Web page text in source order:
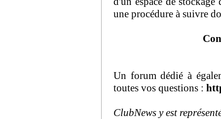
une procédure à suivre
Un forum dédié à
toutes vos questions :
ClubNews y est